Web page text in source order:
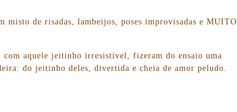
misto de risadas, lambeijos, poses improvisadas e MUITO
aquele jeitinho irresistível, fizeram do ensaio uma
do jeitinho deles, divertida e cheia de amor peludo.